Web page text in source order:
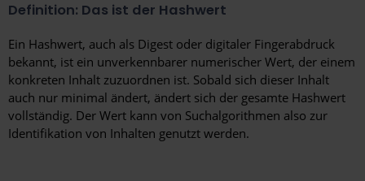
Definition: Das ist der Hashwert
Ein Hashwert, auch als Digest oder digitaler Fingerabdruck
bekannt, ist ein unverkennbarer numerischer Wert, der einem
konkreten Inhalt zuzuordnen ist. Sobald sich dieser Inhalt
auch nur minimal ändert, ändert sich der gesamte Hashwert
vollständig. Der Wert kann von Suchalgorithmen also zur
Identifikation von Inhalten genutzt werden.